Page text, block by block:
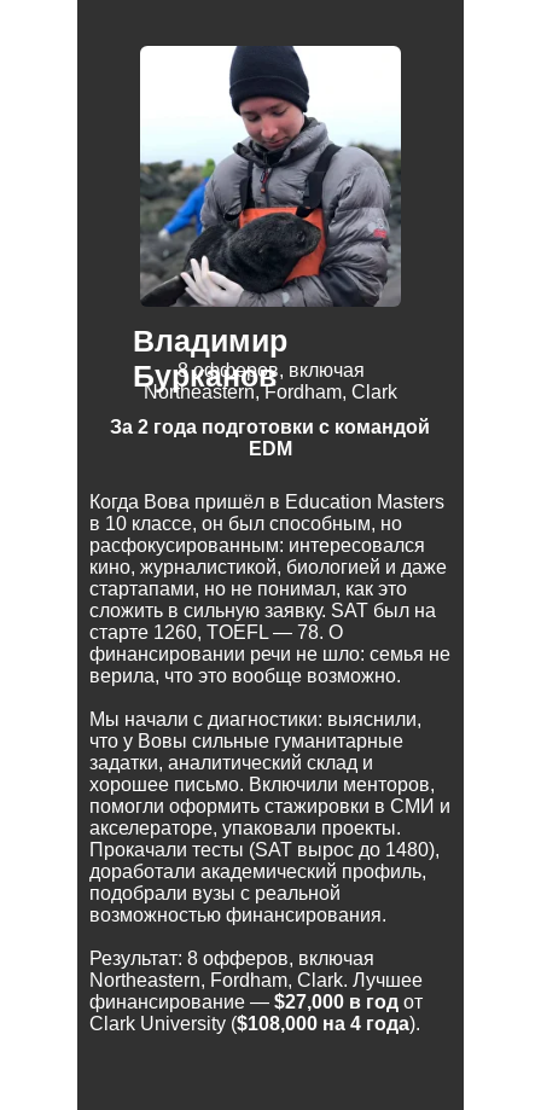
Владимир
Бурканов
8 офферов, включая
Northeastern, Fordham, Clark
За 2 года подготовки с командой
EDM
Когда Вова пришёл в Education Masters
в 10 классе, он был способным, но
расфокусированным: интересовался
кино, журналистикой, биологией и даже
стартапами, но не понимал, как это
сложить в сильную заявку. SAT был на
старте 1260, TOEFL — 78. О
финансировании речи не шло: семья не
верила, что это вообще возможно.
Мы начали с диагностики: выяснили,
что у Вовы сильные гуманитарные
задатки, аналитический склад и
хорошее письмо. Включили менторов,
помогли оформить стажировки в СМИ и
акселераторе, упаковали проекты.
Прокачали тесты (SAT вырос до 1480),
доработали академический профиль,
подобрали вузы с реальной
возможностью финансирования.
Результат: 8 офферов, включая
Northeastern, Fordham, Clark. Лучшее
финансирование — $27,000 в год от
Clark University ($108,000 на 4 года).